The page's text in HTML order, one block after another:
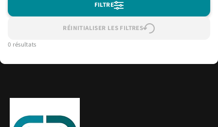
FILTRE
RÉINITIALISER LES FILTRES
0 résultats